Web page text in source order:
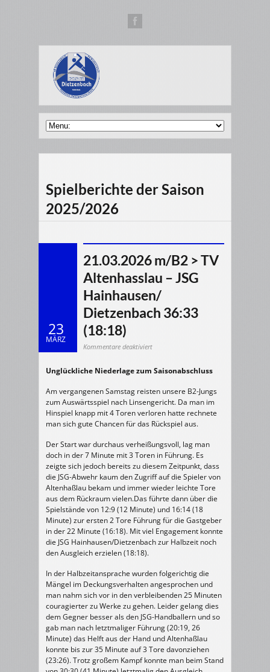
Spielberichte der Saison
2025/2026
23
MÄRZ
21.03.2026 m/B2 > TV
Altenhasslau – JSG
Hainhausen/
Dietzenbach 36:33
(18:18)
Kommentare deaktiviertfür
TV
Altenhasslau
JSG
Hainhausen/
Dietzenbach
36:33
(18:18)
Unglückliche Niederlage zum Saisonabschluss
Am vergangenen Samstag reisten unsere B2-Jungs
zum Auswärtsspiel nach Linsengericht. Da man im
Hinspiel knapp mit 4 Toren verloren hatte rechnete
man sich gute Chancen für das Rückspiel aus.
Der Start war durchaus verheißungsvoll, lag man
doch in der 7 Minute mit 3 Toren in Führung. Es
zeigte sich jedoch bereits zu diesem Zeitpunkt, dass
die JSG-Abwehr kaum den Zugriff auf die Spieler von
Altenhaßlau bekam und immer wieder leichte Tore
aus dem Rückraum vielen.Das führte dann über die
Spielstände von 12:9 (12 Minute) und 16:14 (18
Minute) zur ersten 2 Tore Führung für die Gastgeber
in der 22 Minute (16:18). Mit viel Engagement konnte
die JSG Hainhausen/Dietzenbach zur Halbzeit noch
den Ausgleich erzielen (18:18).
In der Halbzeitansprache wurden folgerichtig die
Mängel im Deckungsverhalten angesprochen und
man nahm sich vor in den verbleibenden 25 Minuten
couragierter zu Werke zu gehen. Leider gelang dies
dem Gegner besser als den JSG-Handballern und so
gab man nach letztmaliger Führung (20:19, 26
Minute) das Helft aus der Hand und Altenhaßlau
konnte bis zur 35 Minute auf 3 Tore davonziehen
(23:26). Trotz großem Kampf konnte man beim Stand